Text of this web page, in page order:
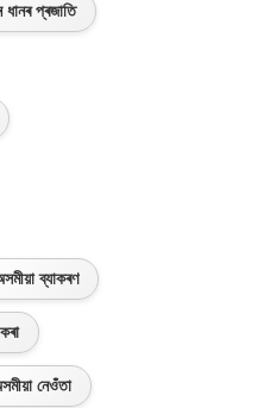
প্ৰজাতি
ব্যাকৰণ
নেওঁতা